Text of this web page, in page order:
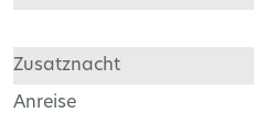
Zusatznacht
Anreise